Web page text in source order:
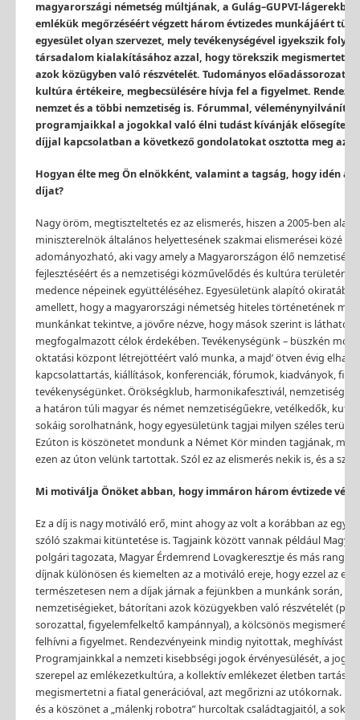
magyarországi németség múltjának, a Gulág–GUPVI-
emlékükmegőrzéséért végzett három évtizedes munkájáért
egyesület olyan szervezet, mely tevékenységével igyekszik
társadalom kialakításához azzal, hogy törekszik
azok közügyben való részvételét. Tudományos
kultúra értékeire, megbecsülésére hívja fel a figyelmet.
nemzet és a többi nemzetiség is. Fórummal,
programjaikkal a jogokkal való élni tudást kívánjákelősegíteni.
díjjal kapcsolatban a következő gondolatokat osztotta meg az
Hogyan élte meg Ön elnökként, valamint a tagság, hogy idén a
díjat?
Nagy öröm, megtiszteltetés ez az elismerés, hiszen a 2005-ben
miniszterelnökáltalános helyettesének szakmai elismerései közé
adományozható, aki vagy amely a Magyarországon élő
fejlesztéséért és a nemzetiségi közművelődés és kultúra területén
medence népeinek együttéléséhez. Egyesületünk alapító
amellett, hogy a magyarországi németség hiteles történetének
munkánkat tekintve, a jövőre nézve, hogy mások szerint is
megfogalmazott célok érdekében. Tevékenységünk – büszkén
oktatási központ létrejöttéért való munka, a majd’ ötven évig
kapcsolattartás, kiállítások, konferenciák, fórumok, kiadványok,
tevékenységünket. Örökségklub, harmonikafesztivál, nemzetiségi
a határon túli magyar és német nemzetiségűekre, vetélkedők,
sokáig sorolhatnánk, hogy egyesületünk tagjai milyen széles
Ezúton is köszönetet mondunk a Német Kör minden tagjának,
ezen az úton velünk tartottak. Szól ez az elismerés nekik is, és a
Mi motiválja Önöket abban, hogy immáron három évtizede
Ez a díj is nagy motiváló erő, mint ahogy az volt a korábban az
szóló szakmai kitüntetése is. Tagjaink között vannak például
polgári tagozata, Magyar Érdemrend Lovagkeresztje és más
díjnak különösen és kiemelten az a motiváló ereje, hogy ezzel az
természetesen nem a díjak járnak a fejünkben a munkánk során,
nemzetiségieket, bátorítani azok közügyekben való részvételét
sorozattal, figyelemfelkeltő kampánnyal), a kölcsönös
felhívni a figyelmet. Rendezvényeink mindig nyitottak, meghívást
Programjainkkal a nemzeti kisebbségi jogok érvényesülését, a
szerepel az emlékezetkultúra, a kollektív emlékezet életben
megismertetni a fiatal generációval, azt megőrizni az utókornak.
és a köszönet a „málenkj robotra” hurcoltak családtagjaitól, a sok